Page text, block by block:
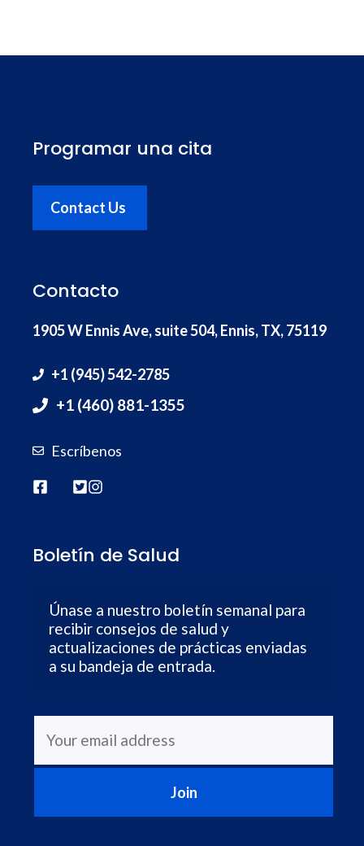
Programar una cita
Contact Us
Contacto
1905 W Ennis Ave, suite 504, Ennis, TX, 75119
+1 (945) 542-2785
+1 (460) 881-1355
Escríbenos
Boletín de Salud
Únase a nuestro boletín semanal para
recibir consejos de salud y
actualizaciones de prácticas enviadas
a su bandeja de entrada.